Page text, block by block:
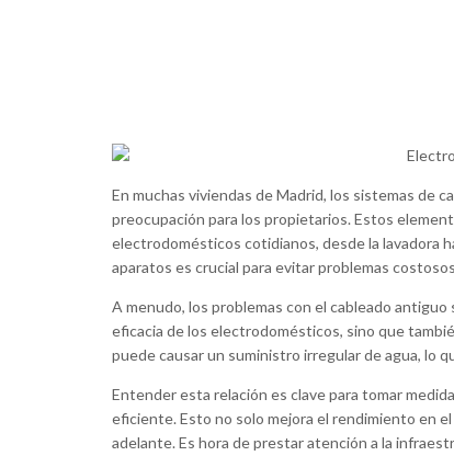
En muchas viviendas de Madrid, los sistemas de
preocupación para los propietarios. Estos
electrodomésticos cotidianos, desde la lavadora
aparatos es crucial para evitar problemas
A menudo, los problemas con el cableado
eficacia de los electrodomésticos, sino que
puede causar un suministro irregular de agua, lo
Entender esta relación es clave para tomar
eficiente. Esto no solo mejora el rendimiento en
adelante. Es hora de prestar atención a la